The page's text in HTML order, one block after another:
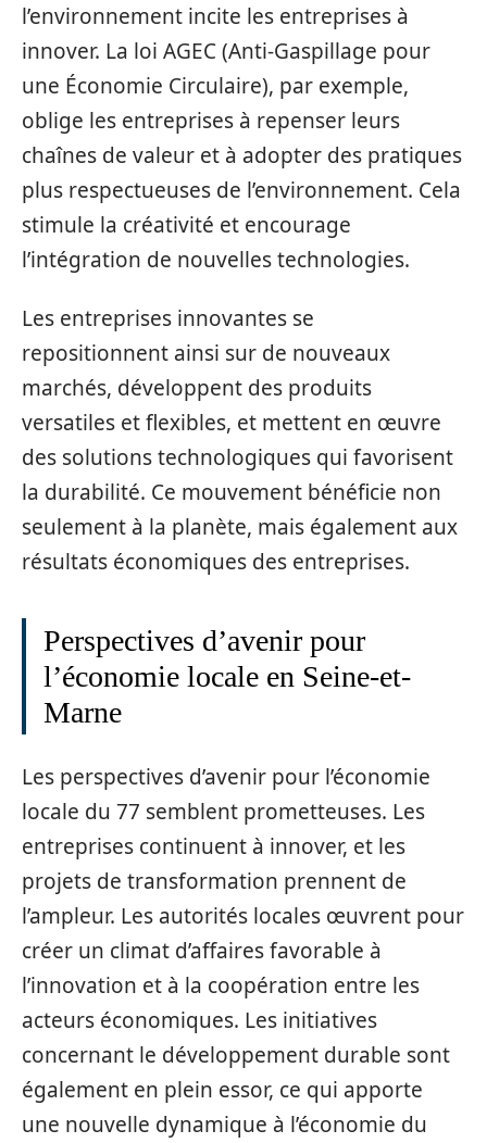
l’environnement incite les entreprises à
innover. La loi AGEC (Anti-Gaspillage pour
une Économie Circulaire), par exemple,
oblige les entreprises à repenser leurs
chaînes de valeur et à adopter des pratiques
plus respectueuses de l’environnement. Cela
stimule la créativité et encourage
l’intégration de nouvelles technologies.
Les entreprises innovantes se
repositionnent ainsi sur de nouveaux
marchés, développent des produits
versatiles et flexibles, et mettent en œuvre
des solutions technologiques qui favorisent
la durabilité. Ce mouvement bénéficie non
seulement à la planète, mais également aux
résultats économiques des entreprises.
Perspectives d’avenir pour
l’économie locale en Seine-et-
Marne
Les perspectives d’avenir pour l’économie
locale du 77 semblent prometteuses. Les
entreprises continuent à innover, et les
projets de transformation prennent de
l’ampleur. Les autorités locales œuvrent pour
créer un climat d’affaires favorable à
l’innovation et à la coopération entre les
acteurs économiques. Les initiatives
concernant le développement durable sont
également en plein essor, ce qui apporte
une nouvelle dynamique à l’économie du